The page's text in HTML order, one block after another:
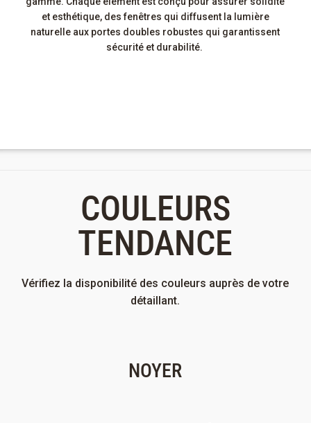
et esthétique, des fenêtres qui diffusent la lumière
naturelle aux portes doubles robustes qui garantissent
sécurité et durabilité.
COULEURS
TENDANCE
Vérifiez la disponibilité des couleurs auprès de votre
détaillant.
NOYER